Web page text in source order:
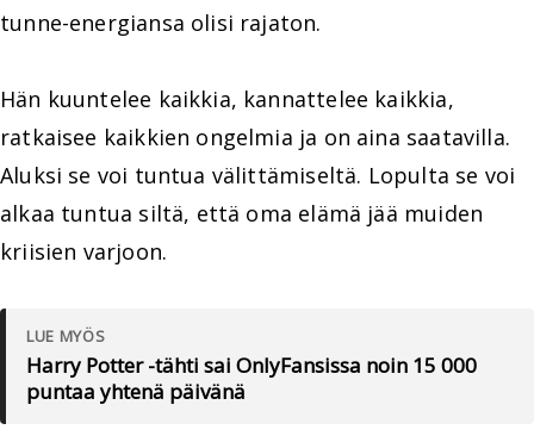
tunne-energiansa olisi rajaton.
Hän kuuntelee kaikkia, kannattelee kaikkia,
ratkaisee kaikkien ongelmia ja on aina saatavilla.
Aluksi se voi tuntua välittämiseltä. Lopulta se voi
alkaa tuntua siltä, että oma elämä jää muiden
kriisien varjoon.
LUE MYÖS
Harry Potter -tähti sai OnlyFansissa noin 15 000
puntaa yhtenä päivänä